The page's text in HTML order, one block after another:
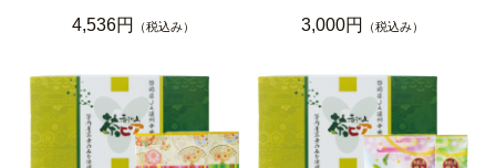
4,536円
（税込み）
3,000円
（税込み）